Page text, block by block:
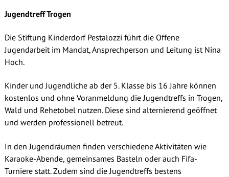
Jugendtreff Trogen
Die Stiftung Kinderdorf Pestalozzi führt die Offene
Jugendarbeit im Mandat, Ansprechperson und Leitung ist Nina
Hoch.
Kinder und Jugendliche ab der 5. Klasse bis 16 Jahre können
kostenlos und ohne Voranmeldung die Jugendtreffs in Trogen,
Wald und Rehetobel nutzen. Diese sind alternierend geöffnet
und werden professionell betreut.
In den Jugendräumen finden verschiedene Aktivitäten wie
Karaoke-Abende, gemeinsames Basteln oder auch Fifa-
Turniere statt. Zudem sind die Jugendtreffs bestens